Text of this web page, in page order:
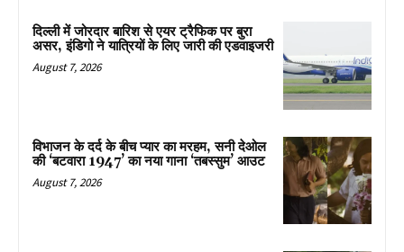
दिल्ली में जोरदार बारिश से एयर ट्रैफिक पर बुरा
असर, इंडिगो ने यात्रियों के लिए जारी की एडवाइजरी
August 7, 2026
विभाजन के दर्द के बीच प्यार का मरहम, सनी देओल
की ‘बटवारा 1947’ का नया गाना ‘तबस्सुम’ आउट
August 7, 2026